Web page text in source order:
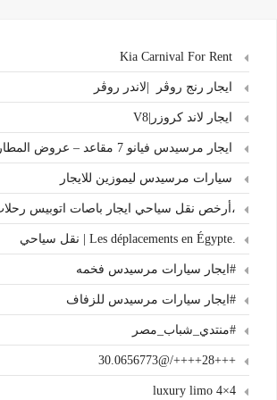
ايجار رنج روڤر |لاندر روڤر
ايجار لاند كروزر|V8
ايجار مرسيدس فيانو 7 مقاعد – عروض المطار الخاصة
سيارات مرسيدس ليموزين للايجار
،أرخص نقل سياحي ايجار باصات اتوبيس
.Les déplacements en Égypte | نقل سياحي
#ايجار سيارات مرسيدس فخمه
#ايجار سيارات مرسيدس للزفاف
#منتدي_شباب_مصر
+++28++++/@30.0656773
4×4 luxury limo